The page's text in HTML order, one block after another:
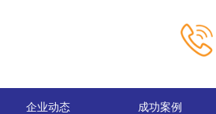
企业动态 成功案例